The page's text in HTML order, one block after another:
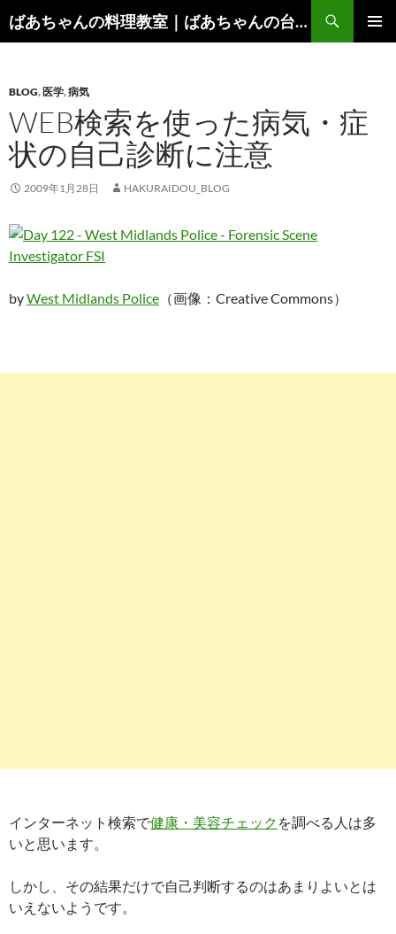
ン
ツ
へ
キ
ばあちゃんの料理教室｜ばあちゃんの台所から学ぶ、食と健康の知恵
索
BLOG, 医学,病気
WEB検索を使った病気・症
状の自己診断に注意
2009年1月28日 HAKURAIDOU_BLOG
byWest Midlands Police （画像：Creative Commons）
インターネット検索で健康・美容チェック を調べる人は多
いと思います。
しかし、その結果だけで自己判断するのはあまりよいとは
いえないようです。